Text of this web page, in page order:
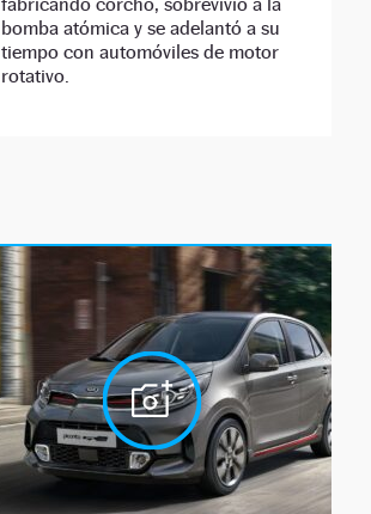
bomba atómica y se adelantó a su
tiempo con automóviles de motor
rotativo.